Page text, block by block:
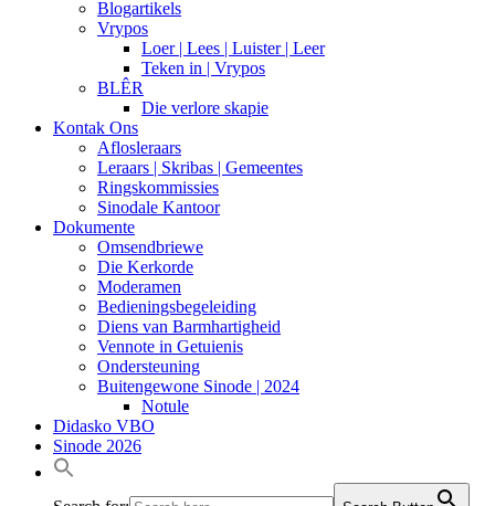
Blogartikels
Vrypos
Loer | Lees | Luister | Leer
Teken in | Vrypos
BLÊR
Die verlore skapie
Kontak Ons
Aflosleraars
Leraars | Skribas | Gemeentes
Ringskommissies
Sinodale Kantoor
Dokumente
Omsendbriewe
Die Kerkorde
Moderamen
Bedieningsbegeleiding
Diens van Barmhartigheid
Vennote in Getuienis
Ondersteuning
Buitengewone Sinode | 2024
Notule
Didasko VBO
Sinode 2026